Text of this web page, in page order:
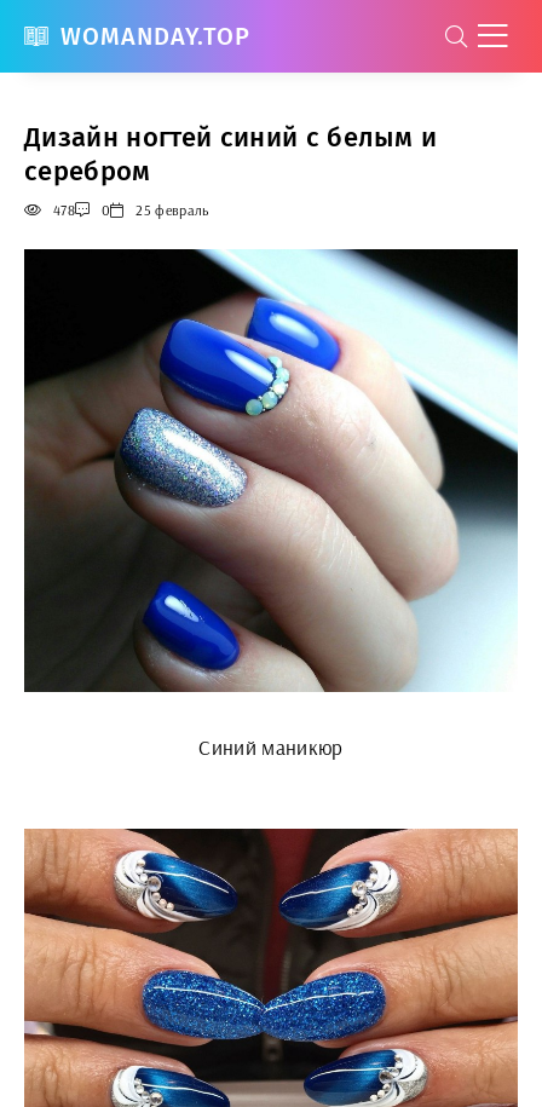
WOMANDAY.TOP
Дизайн ногтей синий с белым и
серебром
478 0 25 февраль
Синий маникюр